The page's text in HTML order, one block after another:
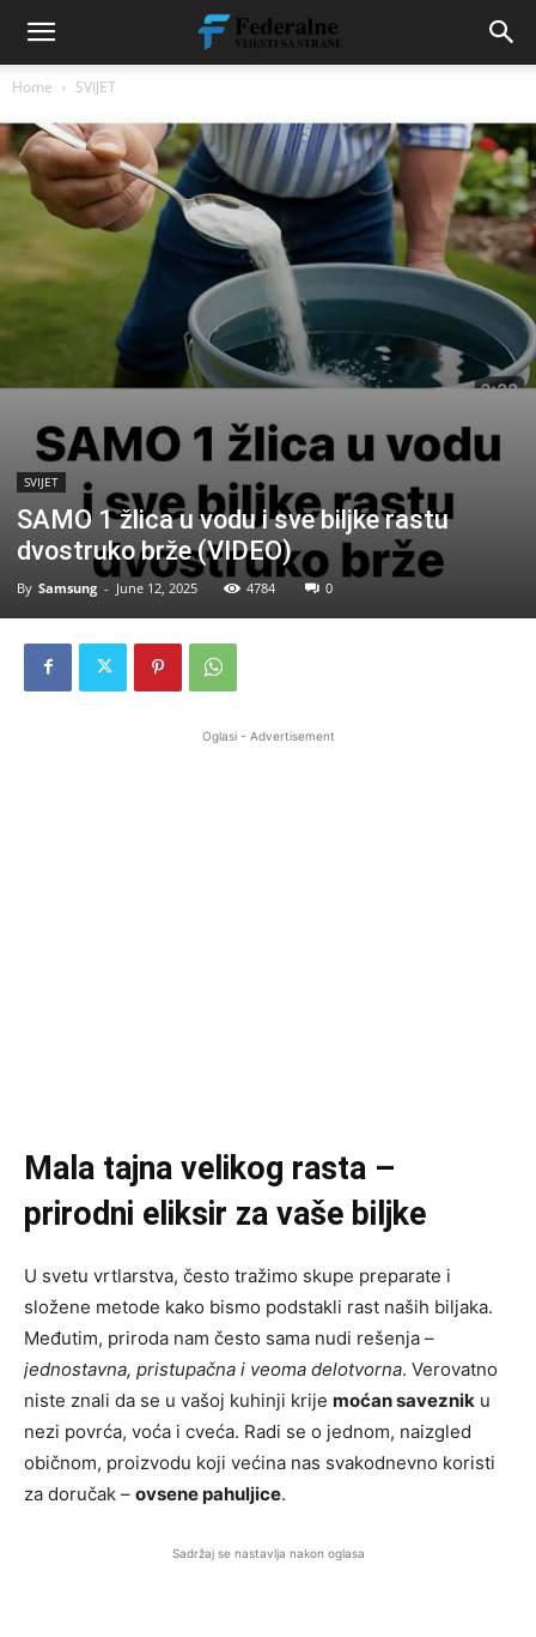
Home SVIJET
SVIJET
SAMO 1 žlica u vodu i sve biljke rastu
dvostruko brže (VIDEO)
By Samsung - June 12, 2025 4784 0
Oglasi - Advertisement
Mala tajna velikog rasta –
prirodni eliksir za vaše biljke
U svetu vrtlarstva, često tražimo skupe preparate i
složene metode kako bismo podstakli rast naših biljaka.
Međutim, priroda nam često sama nudi rešenja –
jednostavna, pristupačna i veoma delotvorna. Verovatno
niste znali da se u vašoj kuhinji krije moćan saveznik u
nezi povrća, voća i cveća. Radi se o jednom, naizgled
običnom, proizvodu koji većina nas svakodnevno koristi
za doručak – ovsene pahuljice.
Sadržaj se nastavlja nakon oglasa